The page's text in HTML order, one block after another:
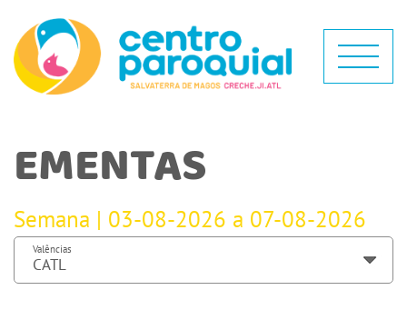
EMENTAS
Semana | 03-08-2026 a 07-08-2026
Valências